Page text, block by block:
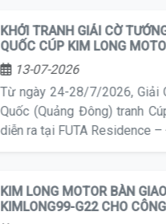
KHỞI TRANH GIẢI CỜ
QUỐC CÚP KIM LONG
13-07-2026
Từ ngày 24-28/7/2026, Giải
Quốc (Quảng Đông) tranh
diễn ra tại FUTA Residence
KIM LONG MOTOR BÀN
KIMLONG99-G22 CHO